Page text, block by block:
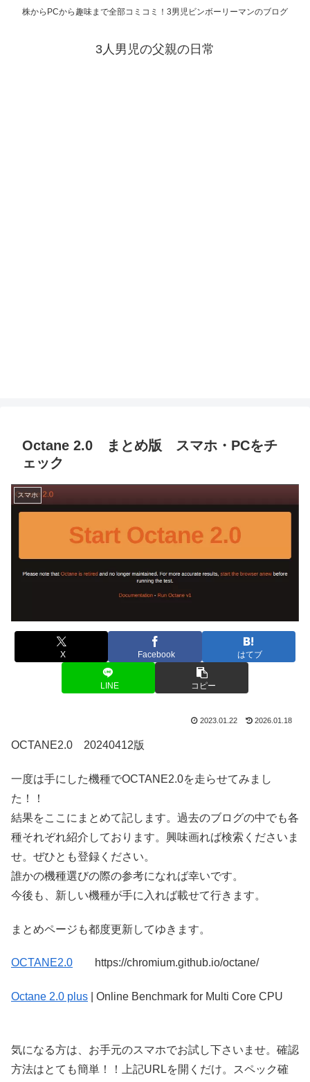
株からPCから趣味まで全部コミコミ！3男児ビンボーリーマンのブログ
3人男児の父親の日常
Octane 2.0 まとめ版 スマホ・PCをチ
ェック
スマホ
X Facebook はてブ
LINE コピー
2023.01.22 2026.01.18
OCTANE2.0 20240412版
一度は手にした機種でOCTANE2.0を走らせてみまし
た！！
結果をここにまとめて記します。過去のブログの中でも各
種それぞれ紹介しております。興味画れば検索くださいま
せ。ぜひとも登録ください。
誰かの機種選びの際の参考になれば幸いです。
今後も、新しい機種が手に入れば載せて行きます。
まとめページも都度更新してゆきます。
OCTANE2.0 https://chromium.github.io/octane/
Octane 2.0 plus | Online Benchmark for Multi Core CPU
気になる方は、お手元のスマホでお試し下さいませ。確認
方法はとても簡単！！上記URLを開くだけ。スペック確